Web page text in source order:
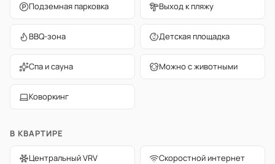
Подземная парковка Выход к пляжу
BBQ-зона Детская площадка
Спа и сауна Можно с животными
Коворкинг
В КВАРТИРЕ
Центральный VRV Скоростной интернет